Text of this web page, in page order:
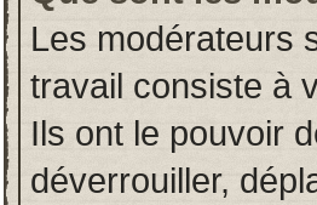
Les modérateurs
travail consiste à
Ils ont le pouvoir
déverrouiller,